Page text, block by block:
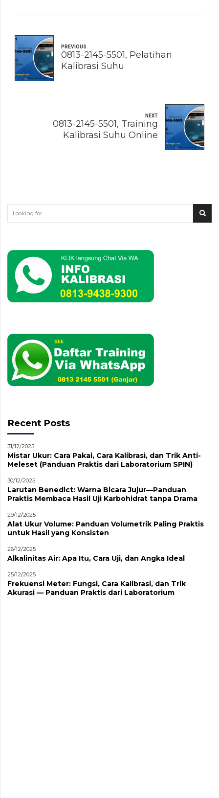
PREVIOUS
0813-2145-5501, Pelatihan
Kalibrasi Suhu
NEXT
0813-2145-5501, Training
Kalibrasi Suhu Online
Recent Posts
31/12/2025
Mistar Ukur: Cara Pakai, Cara Kalibrasi, dan Trik Anti-
Meleset (Panduan Praktis dari Laboratorium SPIN)
30/12/2025
Larutan Benedict: Warna Bicara Jujur—Panduan
Praktis Membaca Hasil Uji Karbohidrat tanpa Drama
29/12/2025
Alat Ukur Volume: Panduan Volumetrik Paling Praktis
untuk Hasil yang Konsisten
26/12/2025
Alkalinitas Air: Apa Itu, Cara Uji, dan Angka Ideal
25/12/2025
Frekuensi Meter: Fungsi, Cara Kalibrasi, dan Trik
Akurasi — Panduan Praktis dari Laboratorium